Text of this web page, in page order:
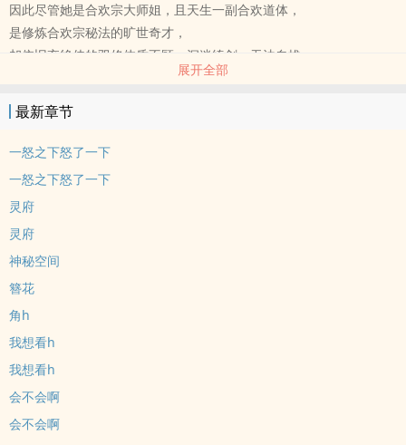
因此尽管她是合欢宗大师姐，且天生一副合欢道体，
是修炼合欢宗秘法的旷世奇才，
却依旧弃绝佳的双修体质不顾，沉迷练剑，无法自拔。
只是练着练着，宁静意发现自己的修为是提升了，
途径却好像和自己想的不太一样。
嗯……三千大道，殊途同归，啊哈哈、啊哈哈哈哈。
展开全部
最新章节
一怒之下怒了一下
一怒之下怒了一下
灵府
灵府
神秘空间
簪花
角h
我想看h
我想看h
会不会啊
会不会啊